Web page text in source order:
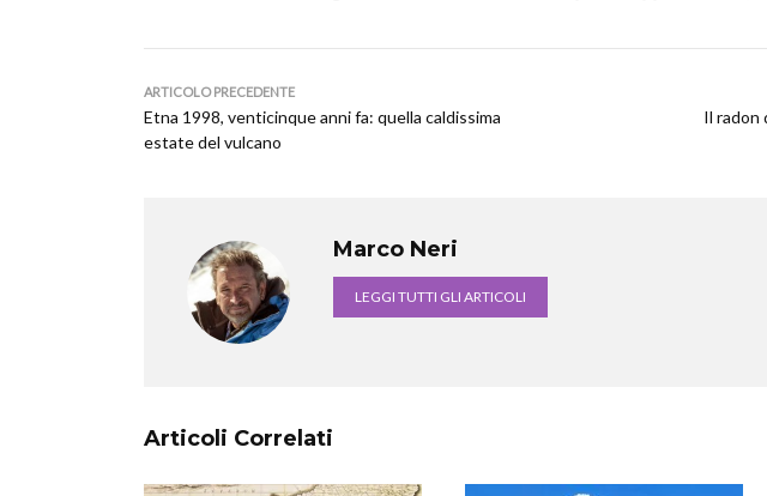
ARTICOLO PRECEDENTE
Etna 1998, venticinque anni fa: quella caldissima
estate del vulcano
Il radon
Marco Neri
LEGGI TUTTI GLI ARTICOLI
Articoli Correlati